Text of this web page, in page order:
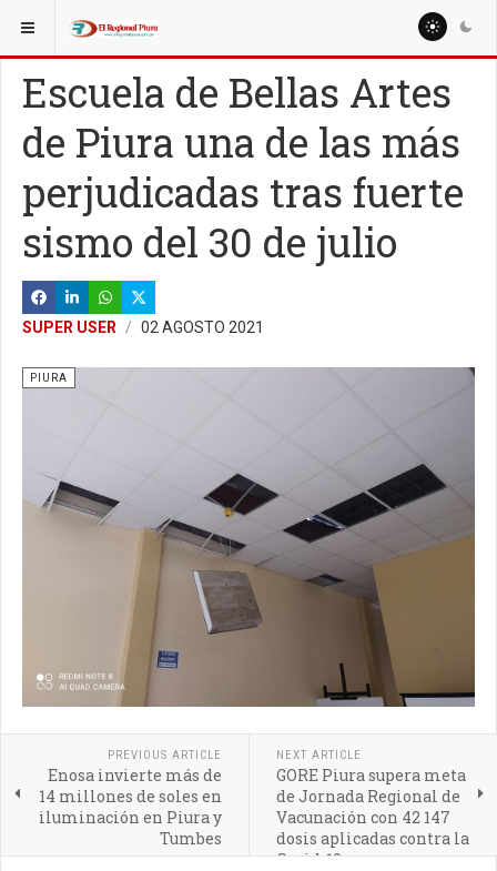
ESTÁ AQUÍ: REGIÓN PIURA
Escuela de Bellas Artes
de Piura una de las más
perjudicadas tras fuerte
sismo del 30 de julio
SUPER USER 02 AGOSTO 2021
PIURA
PREVIOUS ARTICLE
Enosa invierte más de
14 millones de soles en
iluminación en Piura y
Tumbes
NEXT ARTICLE
GORE Piura supera meta
de Jornada Regional de
Vacunación con 42 147
dosis aplicadas contra la
Covid-19